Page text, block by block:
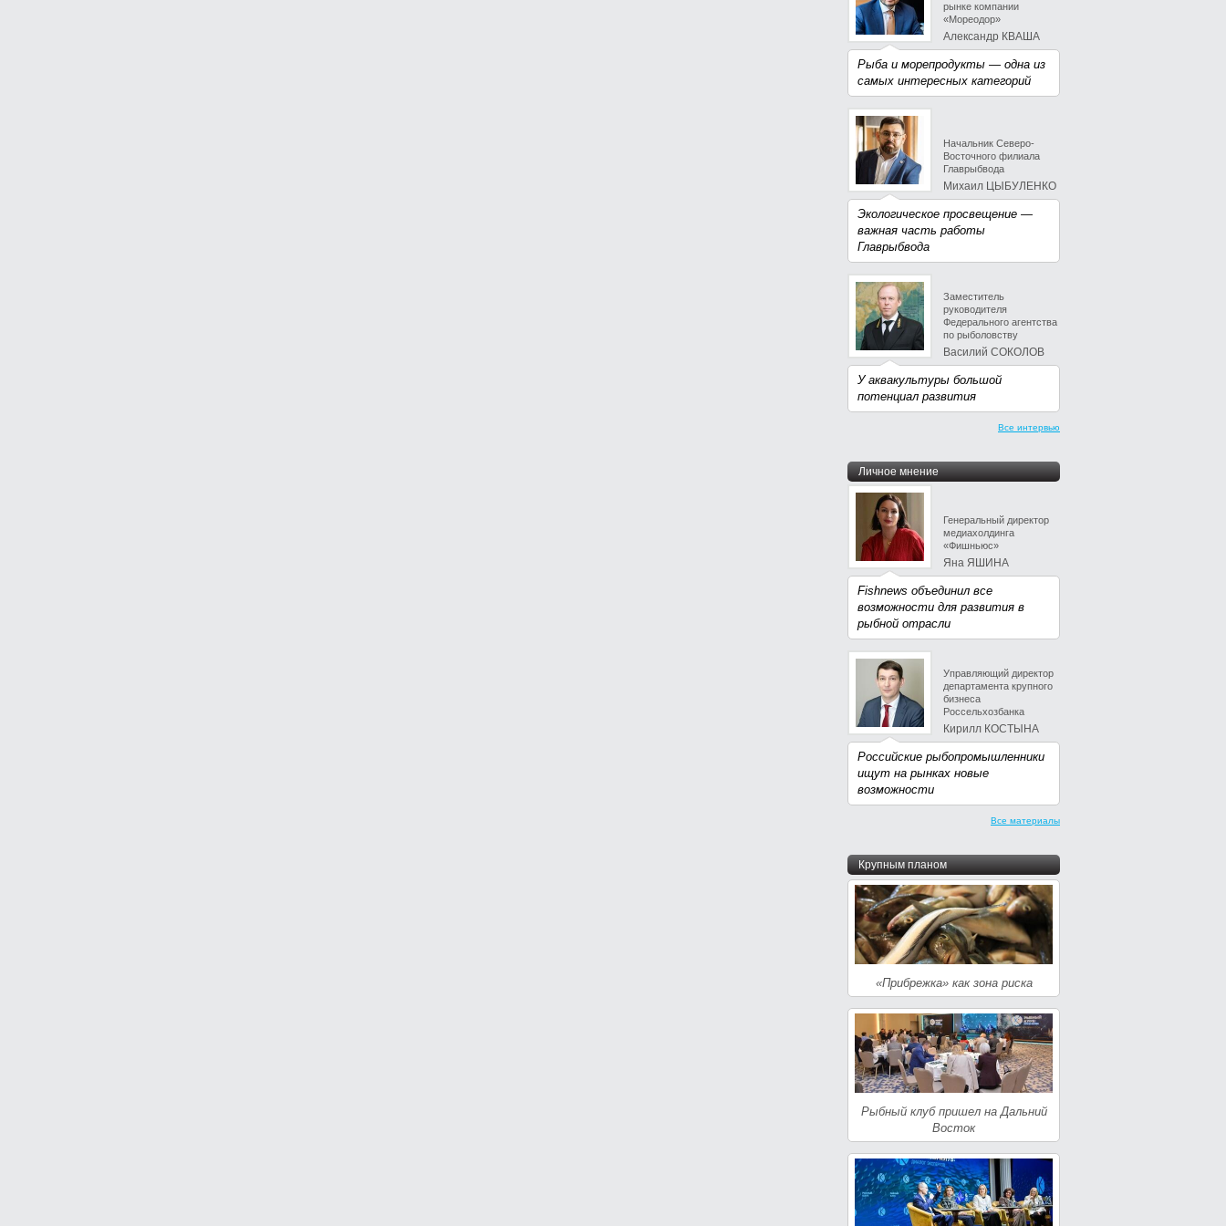
рынке компании
«Мореодор»
Александр КВАША
Рыба и морепродукты — одна из
самых интересных категорий
Начальник Северо-
Восточного филиала
Главрыбвода
Михаил ЦЫБУЛЕНКО
Экологическое просвещение —
важная часть работы
Главрыбвода
Заместитель
руководителя
Федерального агентства
по рыболовству
Василий СОКОЛОВ
У аквакультуры большой
потенциал развития
Все интервью
Личное мнение
Генеральный директор
медиахолдинга
«Фишньюс»
Яна ЯШИНА
Fishnews объединил все
возможности для развития в
рыбной отрасли
Управляющий директор
департамента крупного
бизнеса
Россельхозбанка
Кирилл КОСТЫНА
Российские рыбопромышленники
ищут на рынках новые
возможности
Все материалы
Крупным планом
«Прибрежка» как зона риска
Рыбный клуб пришел на Дальний
Восток